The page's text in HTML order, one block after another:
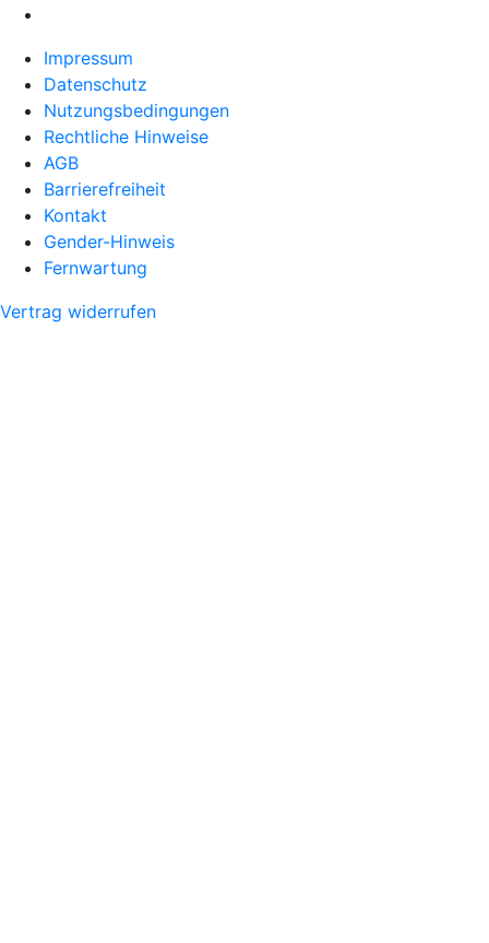
Impressum
Datenschutz
Nutzungsbedingungen
Rechtliche Hinweise
AGB
Barrierefreiheit
Kontakt
Gender-Hinweis
Fernwartung
Vertrag widerrufen